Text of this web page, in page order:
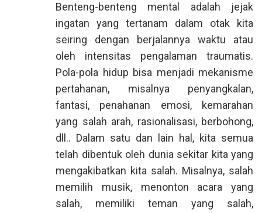
Benteng-benteng mental adalah jejak
ingatan yang tertanam dalam otak kita
seiring dengan berjalannya waktu atau
oleh intensitas pengalaman traumatis.
Pola-pola hidup bisa menjadi mekanisme
pertahanan, misalnya penyangkalan,
fantasi, penahanan emosi, kemarahan
yang salah arah, rasionalisasi, berbohong,
dll.. Dalam satu dan lain hal, kita semua
telah dibentuk oleh dunia sekitar kita yang
mengakibatkan kita salah. Misalnya, salah
memilih musik, menonton acara yang
salah, memiliki teman yang salah,